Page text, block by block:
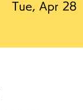
Tue, Apr 28